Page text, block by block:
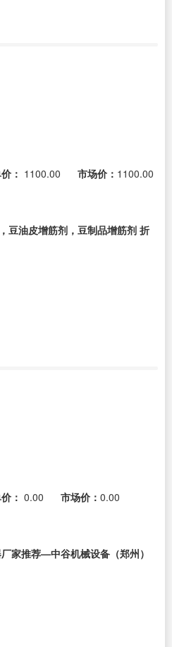
： 1100.00 市场价： 1100.00
豆油皮增筋剂，豆制品增筋剂 折
： 0.00 市场价： 0.00
家推荐—中谷机械设备（郑州）